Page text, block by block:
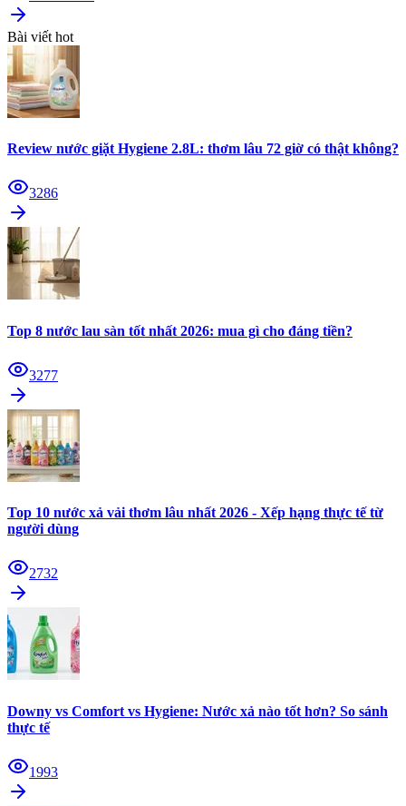
Bài viết hot
Review nước giặt Hygiene 2.8L: thơm lâu 72 giờ có thật không?
3286
Top 8 nước lau sàn tốt nhất 2026: mua gì cho đáng tiền?
3277
Top 10 nước xả vải thơm lâu nhất 2026 - Xếp hạng thực tế từ
người dùng
2732
Downy vs Comfort vs Hygiene: Nước xả nào tốt hơn? So sánh
thực tế
1993